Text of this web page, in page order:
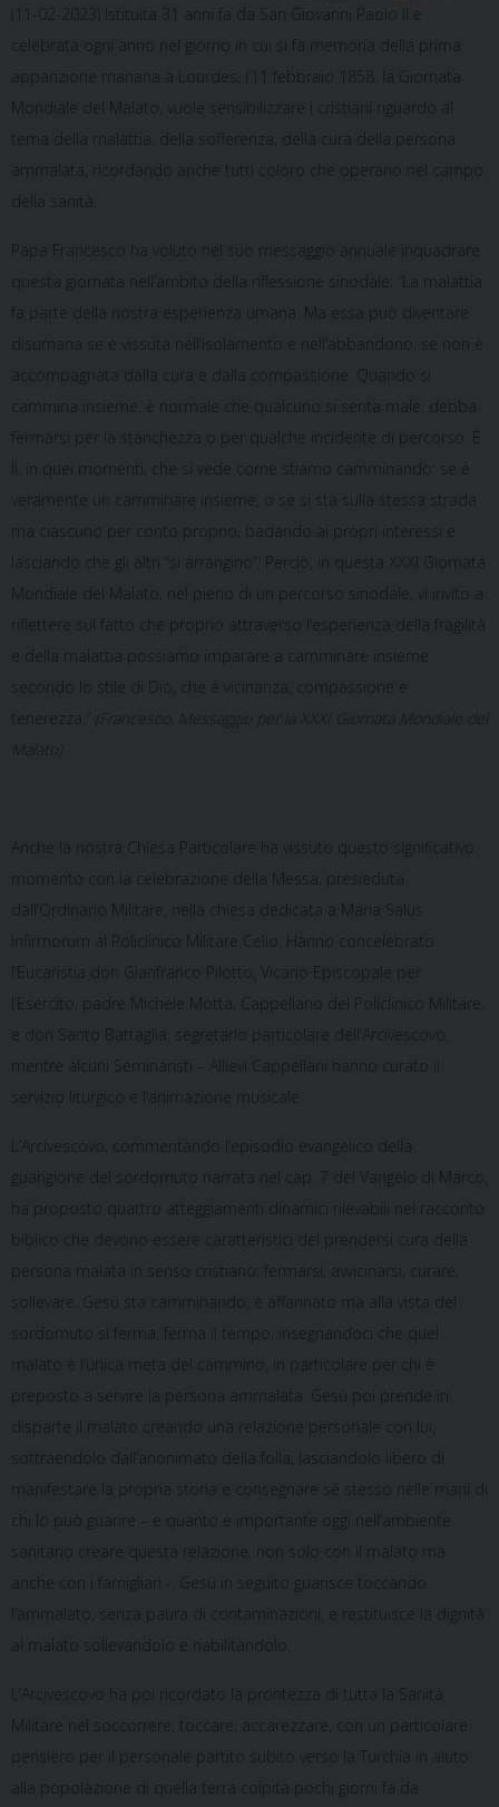
(11-02-2023) Istituita 31 anni fa da San Giovanni Paolo II e
celebrata ogni anno nel giorno in cui si fa memoria della prima
apparizione mariana a Lourdes, l’11 febbraio 1858, la Giornata
Mondiale del Malato, vuole sensibilizzare i cristiani riguardo al
tema della malattia, della sofferenza, della cura della persona
ammalata, ricordando anche tutti coloro che operano nel campo
della sanità.
Papa Francesco ha voluto nel suo messaggio annuale inquadrare
questa giornata nell’ambito della riflessione sinodale: “La malattia
fa parte della nostra esperienza umana. Ma essa può diventare
disumana se è vissuta nell’isolamento e nell’abbandono, se non è
accompagnata dalla cura e dalla compassione. Quando si
cammina insieme, è normale che qualcuno si senta male, debba
fermarsi per la stanchezza o per qualche incidente di percorso. È
lì, in quei momenti, che si vede come stiamo camminando: se è
veramente un camminare insieme, o se si sta sulla stessa strada
ma ciascuno per conto proprio, badando ai propri interessi e
lasciando che gli altri “si arrangino”. Perciò, in questa XXXI Giornata
Mondiale del Malato, nel pieno di un percorso sinodale, vi invito a
riflettere sul fatto che proprio attraverso l’esperienza della fragilità
e della malattia possiamo imparare a camminare insieme
secondo lo stile di Dio, che è vicinanza, compassione e
tenerezza.”
(Francesco, Messaggio per la XXXI Giornata Mondiale del
Malato).
Anche la nostra Chiesa Particolare ha vissuto questo significativo
momento con la celebrazione della Messa, presieduta
dall’Ordinario Militare, nella chiesa dedicata a Maria Salus
Infirmorum al Policlinico Militare Celio. Hanno concelebrato
l’Eucaristia don Gianfranco Pilotto, Vicario Episcopale per
l’Esercito, padre Michele Motta, Cappellano del Policlinico Militare,
e don Santo Battaglia, segretario particolare dell’Arcivescovo,
mentre alcuni Seminaristi – Allievi Cappellani hanno curato il
servizio liturgico e l’animazione musicale.
L’Arcivescovo, commentando l’episodio evangelico della
guarigione del sordomuto narrata nel cap. 7 del Vangelo di Marco,
ha proposto quattro atteggiamenti dinamici rilevabili nel racconto
biblico che devono essere caratteristici del prendersi cura della
persona malata in senso cristiano: fermarsi, avvicinarsi, curare,
sollevare. Gesù sta camminando, è affannato ma alla vista del
sordomuto si ferma, ferma il tempo, insegnandoci che quel
malato è l’unica meta del cammino, in particolare per chi è
preposto a servire la persona ammalata. Gesù poi prende in
disparte il malato creando una relazione personale con lui,
sottraendolo dall’anonimato della folla, lasciandolo libero di
manifestare la propria storia e consegnare sé stesso nelle mani di
chi lo può guarire – e quanto è importante oggi nell’ambiente
sanitario creare questa relazione, non solo con il malato ma
anche con i famigliari -. Gesù in seguito guarisce toccando
l’ammalato, senza paura di contaminazioni, e restituisce la dignità
al malato sollevandolo e riabilitandolo.
L’Arcivescovo ha poi ricordato la prontezza di tutta la Sanità
Militare nel soccorrere, toccare, accarezzare, con un particolare
pensiero per il personale partito subito verso la Turchia in aiuto
alla popolazione di quella terra colpita pochi giorni fa da